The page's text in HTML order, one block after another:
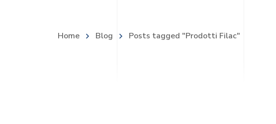
Home Blog Posts tagged "Prodotti Filac"